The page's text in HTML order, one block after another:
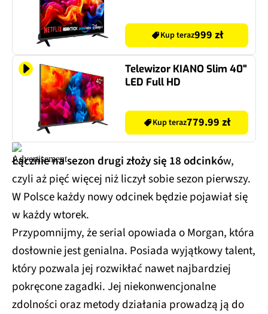
Kup teraz999 zł
Telewizor KIANO Slim 40"
LED Full HD
Kup teraz779.99 zł
Łącznie na sezon drugi złoży się 18 odcinków,
czyli aż pięć więcej niż liczył sobie sezon pierwszy.
W Polsce każdy nowy odcinek będzie pojawiał się
w każdy wtorek.
Przypomnijmy, że serial opowiada o Morgan, która
dosłownie jest genialna. Posiada wyjątkowy talent,
który pozwala jej rozwikłać nawet najbardziej
pokręcone zagadki. Jej niekonwencjonalne
zdolności oraz metody działania prowadzą ją do